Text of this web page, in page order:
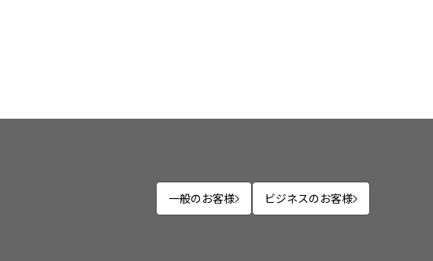
一般のお客様 ビジネスのお客様